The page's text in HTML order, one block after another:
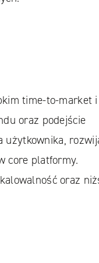
time-to-market i
oraz podejście
użytkownika,
core platformy.
oraz